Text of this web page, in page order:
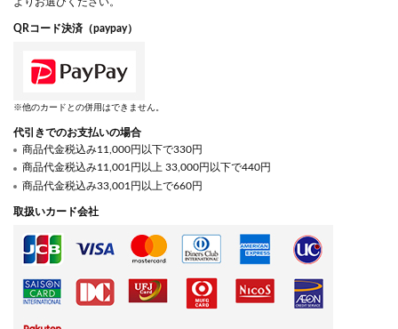
QRコード決済（paypay）
※他のカードとの併用はできません。
代引きでのお支払いの場合
商品代金税込み11,000円以下で330円
商品代金税込み11,001円以上 33,000円以下で440円
商品代金税込み33,001円以上で660円
取扱いカード会社